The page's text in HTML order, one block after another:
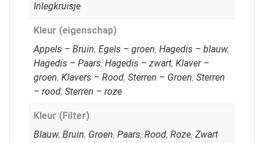
Inlegkruisje
Kleur (eigenschap)
Appels – Bruin, Egels – groen, Hagedis – blauw,
Hagedis – Paars, Hagedis – zwart, Klaver –
groen, Klavers – Rood, Sterren – Groen, Sterren
– rood, Sterren – roze
Kleur (Filter)
Blauw, Bruin, Groen, Paars, Rood, Roze, Zwart